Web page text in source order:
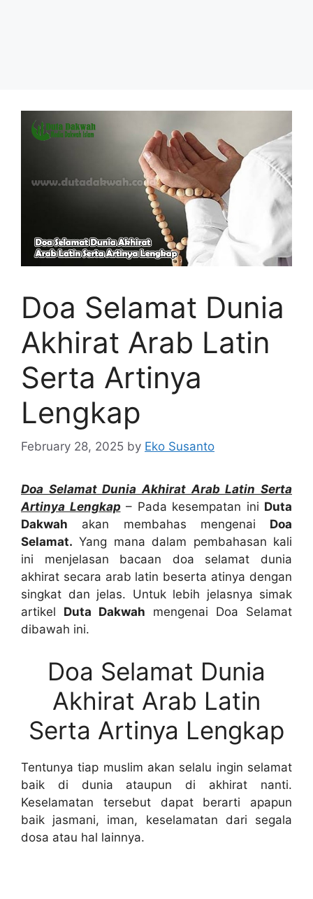
Doa Selamat Dunia
Akhirat Arab Latin
Serta Artinya
Lengkap
February 28, 2025 by Eko Susanto
Doa Selamat Dunia Akhirat Arab Latin Serta
Artinya Lengkap– Pada kesempatan ini Duta
Dakwah akan membahas mengenai Doa
Selamat. Yang mana dalam pembahasan kali
ini menjelasan bacaan doa selamat dunia
akhirat secara arab latin beserta atinya dengan
singkat dan jelas. Untuk lebih jelasnya simak
artikel Duta Dakwah mengenai Doa Selamat
dibawah ini.
Doa Selamat Dunia
Akhirat Arab Latin
Serta Artinya Lengkap
Tentunya tiap muslim akan selalu ingin selamat
baik di dunia ataupun di akhirat nanti.
Keselamatan tersebut dapat berarti apapun
baik jasmani, iman, keselamatan dari segala
dosa atau hal lainnya.